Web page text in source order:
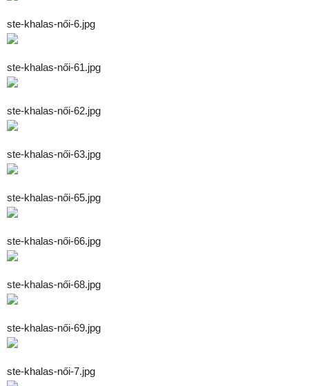
ste-khalas-női-6.jpg
ste-khalas-női-61.jpg
ste-khalas-női-62.jpg
ste-khalas-női-63.jpg
ste-khalas-női-65.jpg
ste-khalas-női-66.jpg
ste-khalas-női-68.jpg
ste-khalas-női-69.jpg
ste-khalas-női-7.jpg